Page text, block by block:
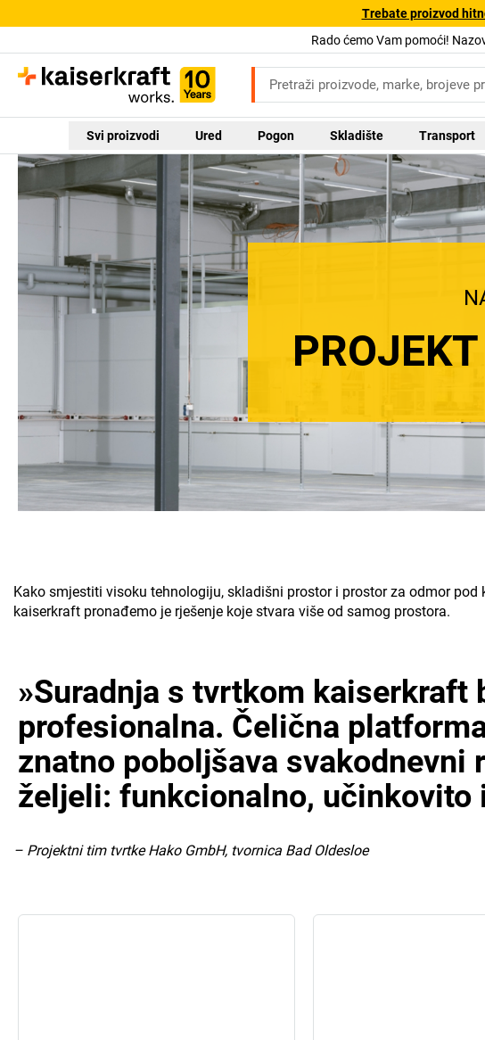
Trebate proizvod
Rado ćemo Vam pomoći!
Svi proizvodi Ured Pogon Skladište Transport
Kako smjestiti visoku tehnologiju, skladišni prostor i prostor za odmor
kaiserkraft pronađemo je rješenje koje stvara više od samog prostora.
»Suradnja s tvrtkom kaiserkraft
profesionalna. Čelična
znatno poboljšava svakodnevni
željeli: funkcionalno, učinkovito
– Projektni tim tvrtke Hako GmbH, tvornica Bad Oldesloe